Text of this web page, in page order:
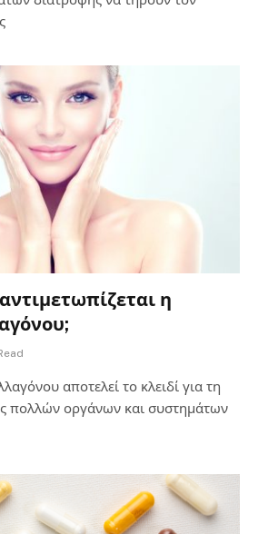
η
αποτελεί το κλειδί για τη
πολλών οργάνων και συστημάτων